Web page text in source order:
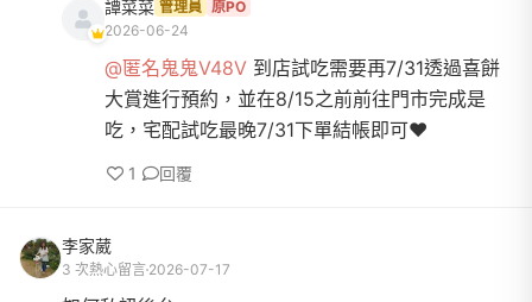
譚菜菜 管理員
原PO
2026-06-24
@匿名鬼鬼V48V 到店試吃需要再7/31透過喜餅
大賞進行預約，並在8/15之前前往門市完成是
吃，宅配試吃最晚7/31下單結帳即可❤️
1 回覆
李家葳
3 次熱心留言 2026-07-17